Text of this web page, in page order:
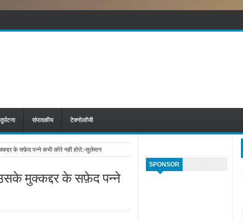
दुर्घटना संपादकीय टेक्नोलॉजी
SPONSOR
के सफ़ेद पन्ने कभी कोरे नही होते:-सुलेमान
मुक्कद्दर के सफ़ेद पन्ने